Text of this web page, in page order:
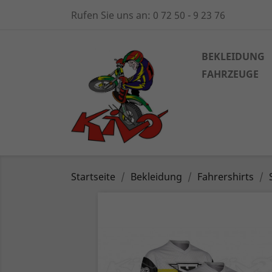
Rufen Sie uns an: 0 72 50 - 9 23 76
BEKLEIDUNG
FAHRZEUGE
Startseite Bekleidung Fahrershirts